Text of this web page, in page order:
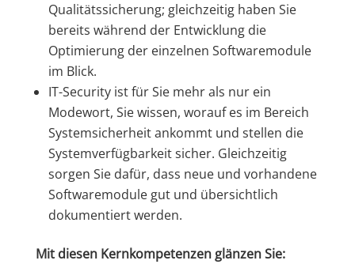
Qualitätssicherung; gleichzeitig haben Sie
bereits während der Entwicklung die
Optimierung der einzelnen Softwaremodule
im Blick.
IT-Security ist für Sie mehr als nur ein
Modewort, Sie wissen, worauf es im Bereich
Systemsicherheit ankommt und stellen die
Systemverfügbarkeit sicher. Gleichzeitig
sorgen Sie dafür, dass neue und vorhandene
Softwaremodule gut und übersichtlich
dokumentiert werden.
Mit diesen Kernkompetenzen glänzen Sie: